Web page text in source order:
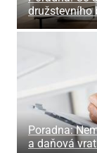
družstevního
Poradna:
a daňová